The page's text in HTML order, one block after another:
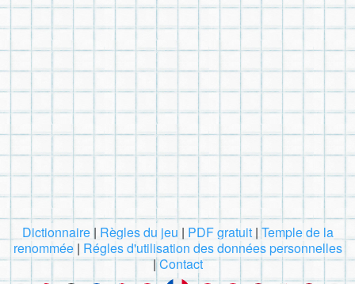
Dictionnaire| Règles du jeu | PDF gratuit| Temple de la
renommée| Régles d'utilisation des données personnelles
|Contact